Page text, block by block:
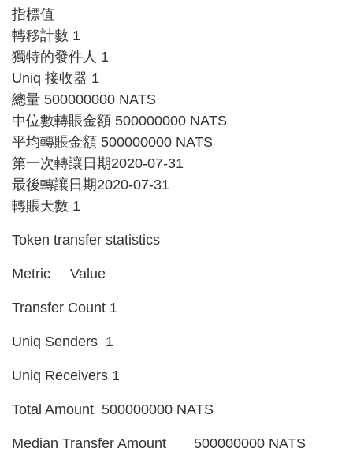
指標值
轉移計數 1
獨特的發件人 1
Uniq 接收器 1
總量 500000000 NATS
中位數轉賬金額 500000000 NATS
平均轉賬金額 500000000 NATS
第一次轉讓日期2020-07-31
最後轉讓日期2020-07-31
轉賬天數 1
Token transfer statistics
Metric Value
Transfer Count 1
Uniq Senders 1
Uniq Receivers 1
Total Amount 500000000 NATS
Median Transfer Amount 500000000 NATS